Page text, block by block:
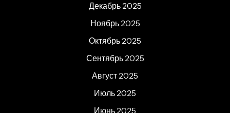
Декабрь 2025
Ноябрь 2025
Октябрь 2025
Сентябрь 2025
Август 2025
Июль 2025
Июнь 2025